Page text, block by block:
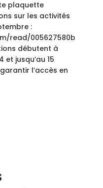
plaquette
sur les activités
:
read/005627580b
débutent à
jusqu’au 15
l’accès en